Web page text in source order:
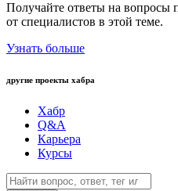
Получайте ответы на вопросы
от специалистов в этой теме.
Узнать больше
другие проекты хабра
Хабр
Q&A
Карьера
Курсы